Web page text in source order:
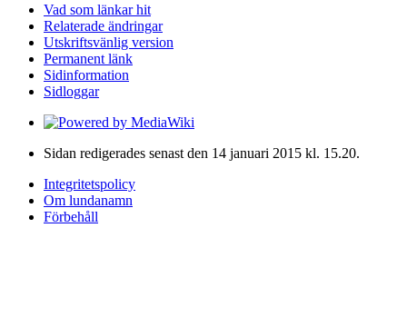
Vad som länkar hit
Relaterade ändringar
Utskriftsvänlig version
Permanent länk
Sidinformation
Sidloggar
Sidan redigerades senast den 14 januari 2015 kl. 15.20.
Integritetspolicy
Om lundanamn
Förbehåll